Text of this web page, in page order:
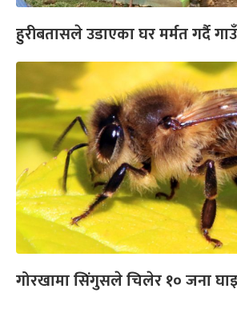
हुरीबतासले उडाएका घर मर्मत गर्दै
गोरखामा सिंगुसले चिलेर १० जना